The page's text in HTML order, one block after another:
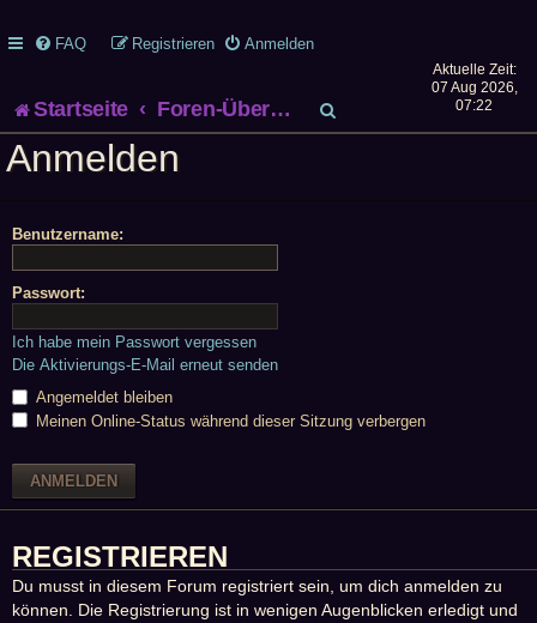
FAQ Anmelden
Registrieren
Startseite Foren-Übersicht
Aktuelle Zeit:
07 Aug 2026,
07:22
Anmelden
Benutzername:
Passwort:
Ich habe mein Passwort vergessen
Die Aktivierungs-E-Mail erneut senden
Angemeldet bleiben
Meinen Online-Status während dieser Sitzung verbergen
REGISTRIEREN
Du musst in diesem Forum registriert sein, um dich anmelden zu
können. Die Registrierung ist in wenigen Augenblicken erledigt und